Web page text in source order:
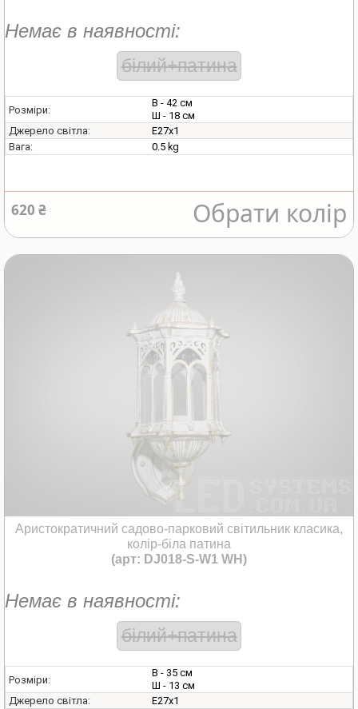
Немає в наявності:
білий+патина
Розміри:
В - 42 см
Ш - 18 см
Джерело світла:
E27х1
Вага:
0.5 kg
620 ₴ Обрати колір
Аристократичний садово-парковий світильник класика,
колір-біла патина
(арт: DJ018-S-W1 WH)
Немає в наявності:
білий+патина
Розміри:
В - 35 см
Ш - 13 см
Джерело світла:
E27х1